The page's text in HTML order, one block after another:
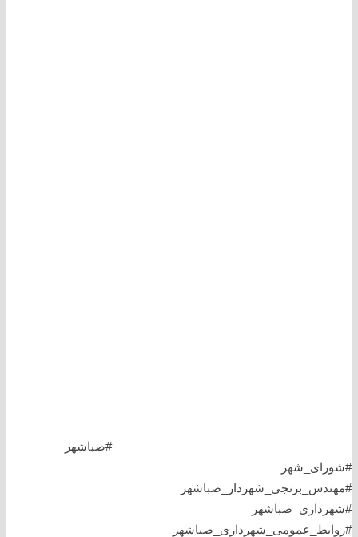
#صباشهر
#شورای_شهر
#مهندس_برنجی_شهردار_صباشهر
#شهرداری_صباشهر
#روابط_عمومی_شهرداری_صباشهر